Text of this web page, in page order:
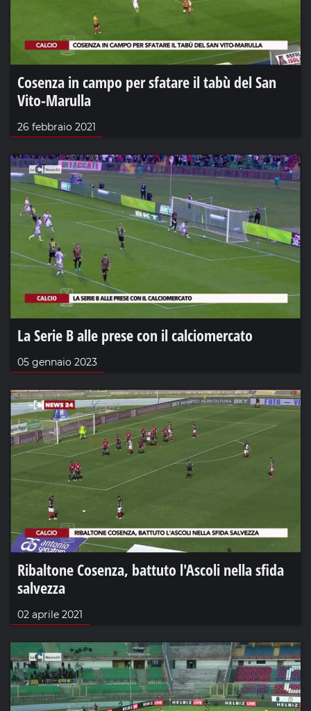
Cosenza in campo per sfatare il tabù del San
Vito-Marulla
26 febbraio 2021
La Serie B alle prese con il calciomercato
05 gennaio 2023
Ribaltone Cosenza, battuto l'Ascoli nella sfida
salvezza
02 aprile 2021